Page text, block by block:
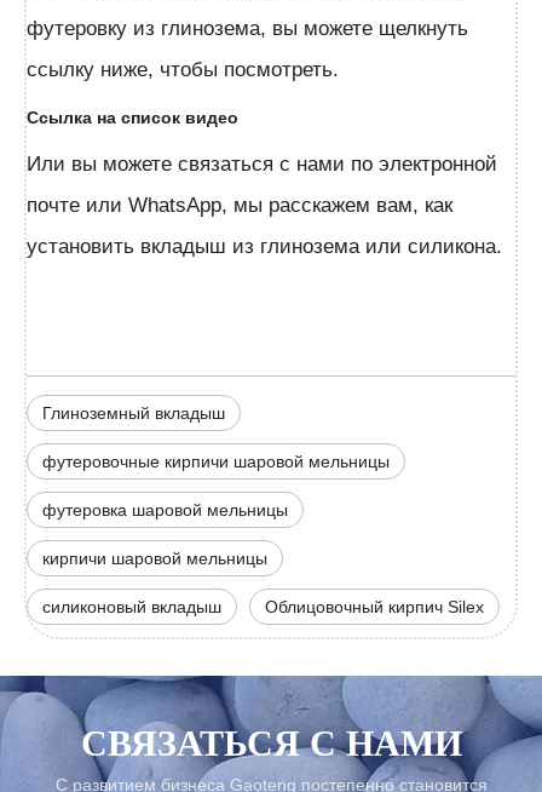
футеровку из глинозема, вы можете щелкнуть
ссылку ниже, чтобы посмотреть.
Ссылка на список видео
Или вы можете связаться с нами по электронной
почте или WhatsApp, мы расскажем вам, как
установить вкладыш из глинозема или силикона.
Глиноземный вкладыш
футеровочные кирпичи шаровой мельницы
футеровка шаровой мельницы
кирпичи шаровой мельницы
силиконовый вкладыш Облицовочный кирпич Silex
СВЯЗАТЬСЯ С НАМИ
С развитием бизнеса Gaoteng постепенно становится